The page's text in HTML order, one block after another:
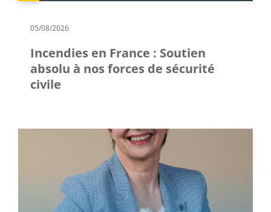
05/08/2026
Incendies en France : Soutien
absolu à nos forces de sécurité
civile